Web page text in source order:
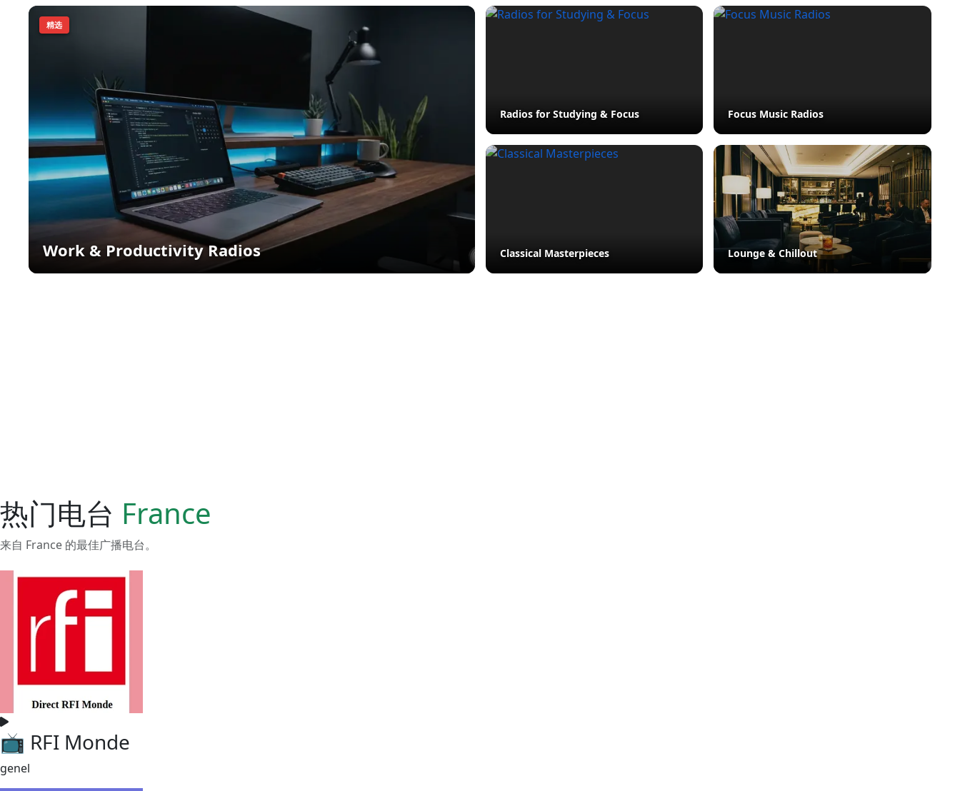
精选
Work & Productivity Radios
Radios for Studying & Focus Focus Music Radios
Classical Masterpieces Lounge & Chillout
热门电台 France
来自 France 的最佳广播电台。
📺 RFI Monde
genel